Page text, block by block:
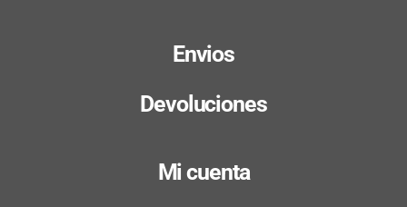
Envios
Devoluciones
Mi cuenta